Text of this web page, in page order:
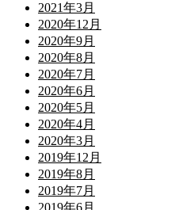
2021年3月
2020年12月
2020年9月
2020年8月
2020年7月
2020年6月
2020年5月
2020年4月
2020年3月
2019年12月
2019年8月
2019年7月